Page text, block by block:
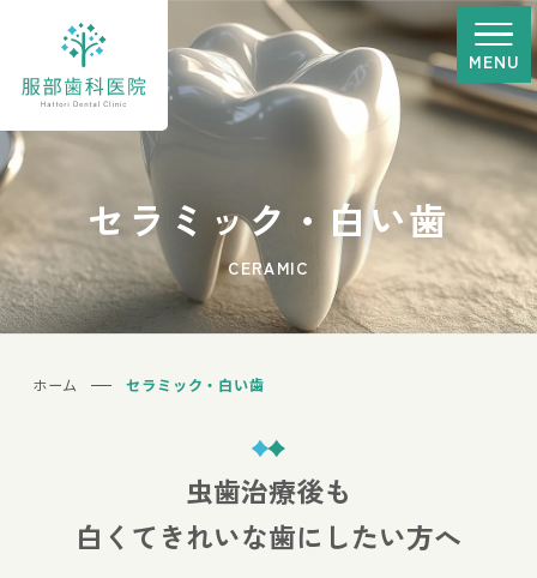
セラミック・白い歯
CERAMIC
MENU
ホーム セラミック・白い歯
虫歯治療後も
白くてきれいな歯にしたい方へ